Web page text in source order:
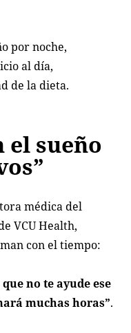
por noche,
al día,
de la dieta.
el sueño
médica del
VCU Health,
con el tiempo:
no te ayude ese
muchas horas”.